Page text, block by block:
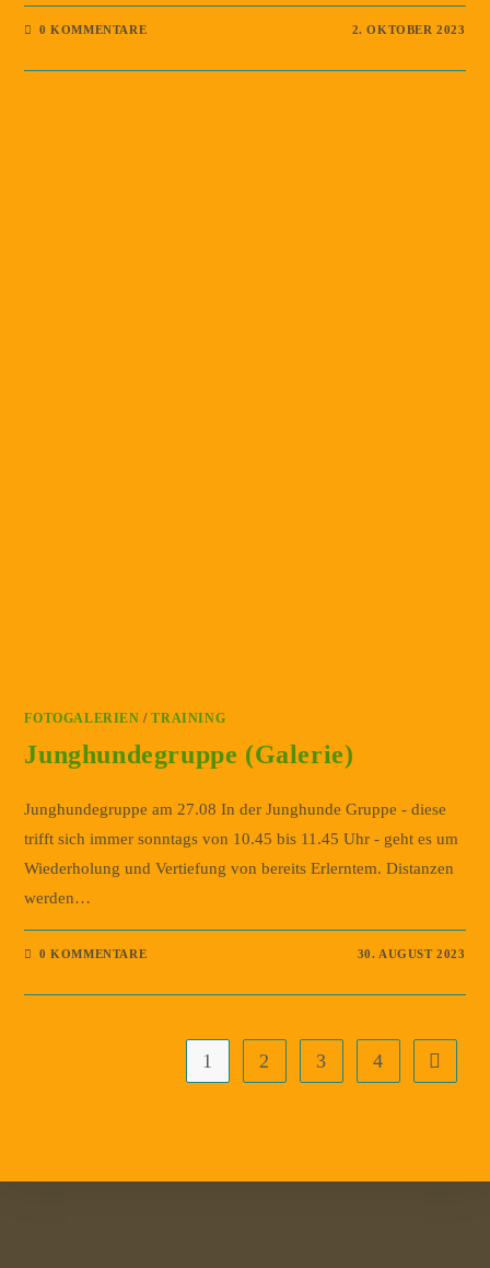
0 KOMMENTARE 2. OKTOBER 2023
FOTOGALERIEN /TRAINING
Junghundegruppe (Galerie)
Junghundegruppe am 27.08 In der Junghunde Gruppe - diese
trifft sich immer sonntags von 10.45 bis 11.45 Uhr - geht es um
Wiederholung und Vertiefung von bereits Erlerntem. Distanzen
werden…
0 KOMMENTARE 30. AUGUST 2023
1 2 3 4